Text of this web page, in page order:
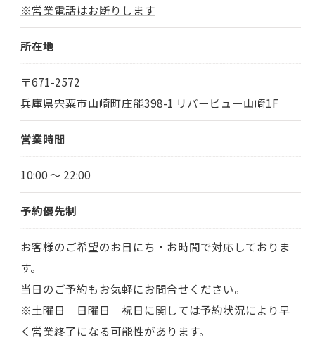
※営業電話はお断りします
所在地
〒671-2572
兵庫県宍粟市山崎町庄能398-1 リバービュー山崎1F
営業時間
10:00 〜 22:00
予約優先制
お客様のご希望のお日にち・お時間で対応しておりま
す。
当日のご予約もお気軽にお問合せください。
※土曜日 日曜日 祝日に関しては予約状況により早
く営業終了になる可能性があります。